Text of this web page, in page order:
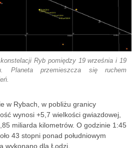
Ryb pomiędzy 19 września i 19
Planeta przemieszcza się ruchem
w Rybach, w pobliżu granicy
wynosi +5,7 wielkości gwiazdowej,
miliarda kilometrów. O godzinie 1:45
43 stopni ponad południowym
wykonano dla Łodzi.